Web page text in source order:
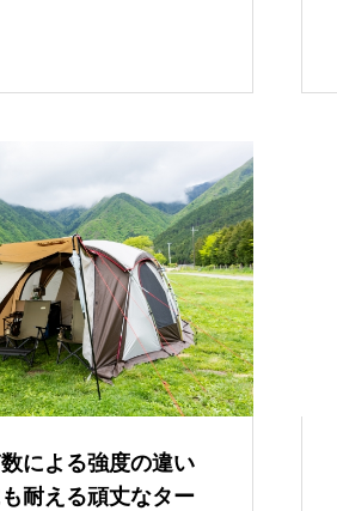
による強度の違い
耐える頑丈なター